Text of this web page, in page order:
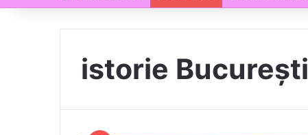
istorie București